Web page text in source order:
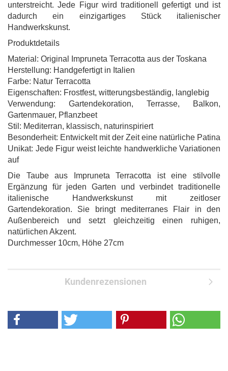
unterstreicht. Jede Figur wird traditionell gefertigt und ist
dadurch ein einzigartiges Stück italienischer
Handwerkskunst.
Produktdetails
Material: Original Impruneta Terracotta aus der Toskana
Herstellung: Handgefertigt in Italien
Farbe: Natur Terracotta
Eigenschaften: Frostfest, witterungsbeständig, langlebig
Verwendung: Gartendekoration, Terrasse, Balkon,
Gartenmauer, Pflanzbeet
Stil: Mediterran, klassisch, naturinspiriert
Besonderheit: Entwickelt mit der Zeit eine natürliche Patina
Unikat: Jede Figur weist leichte handwerkliche Variationen
auf
Die Taube aus Impruneta Terracotta ist eine stilvolle
Ergänzung für jeden Garten und verbindet traditionelle
italienische Handwerkskunst mit zeitloser
Gartendekoration. Sie bringt mediterranes Flair in den
Außenbereich und setzt gleichzeitig einen ruhigen,
natürlichen Akzent.
Durchmesser 10cm, Höhe 27cm
Kundenrezensionen